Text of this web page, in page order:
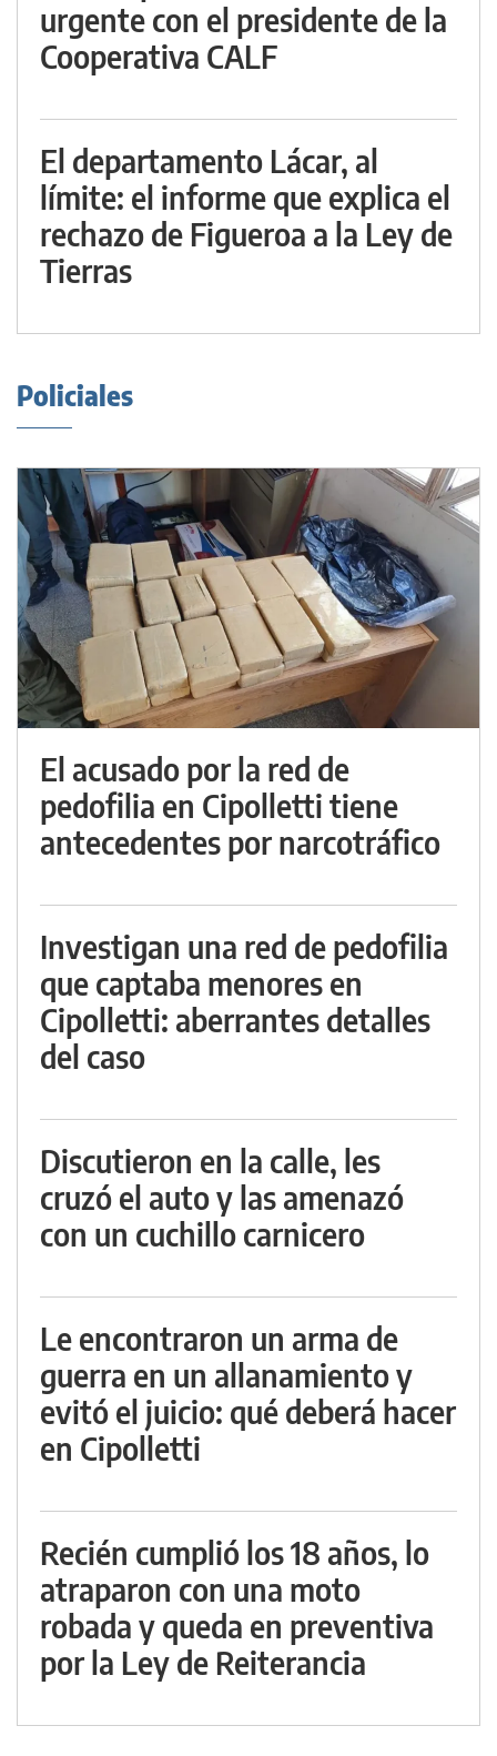
urgente con el presidente de la
Cooperativa CALF
El departamento Lácar, al
límite: el informe que explica el
rechazo de Figueroa a la Ley de
Tierras
Policiales
El acusado por la red de
pedofilia en Cipolletti tiene
antecedentes por narcotráfico
Investigan una red de pedofilia
que captaba menores en
Cipolletti: aberrantes detalles
del caso
Discutieron en la calle, les
cruzó el auto y las amenazó
con un cuchillo carnicero
Le encontraron un arma de
guerra en un allanamiento y
evitó el juicio: qué deberá hacer
en Cipolletti
Recién cumplió los 18 años, lo
atraparon con una moto
robada y queda en preventiva
por la Ley de Reiterancia